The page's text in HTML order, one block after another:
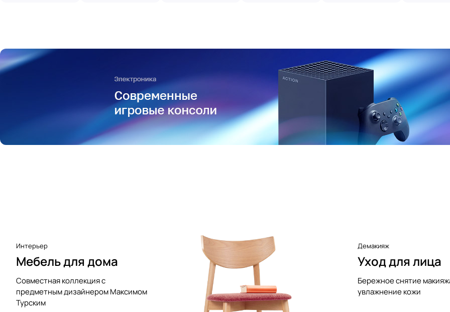
Аксессуары к виниловым
проигрывателям
Интерьер
Мебель для дома
Совместная коллекция с
предметным дизайнером Максимом
Турским
Демакияж
Уход для лица
Бережное снятие
увлажнение кожи